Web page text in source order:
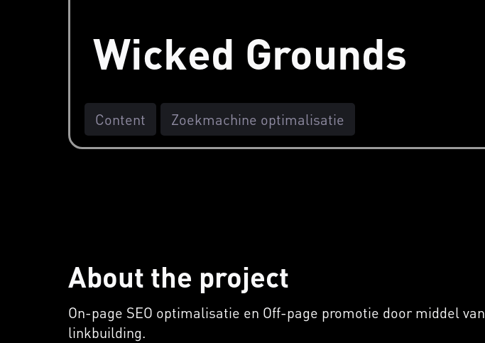
Wicked Grounds
Content Zoekmachine optimalisatie
About the project
On-page SEO optimalisatie en Off-page promotie door middel van
linkbuilding.